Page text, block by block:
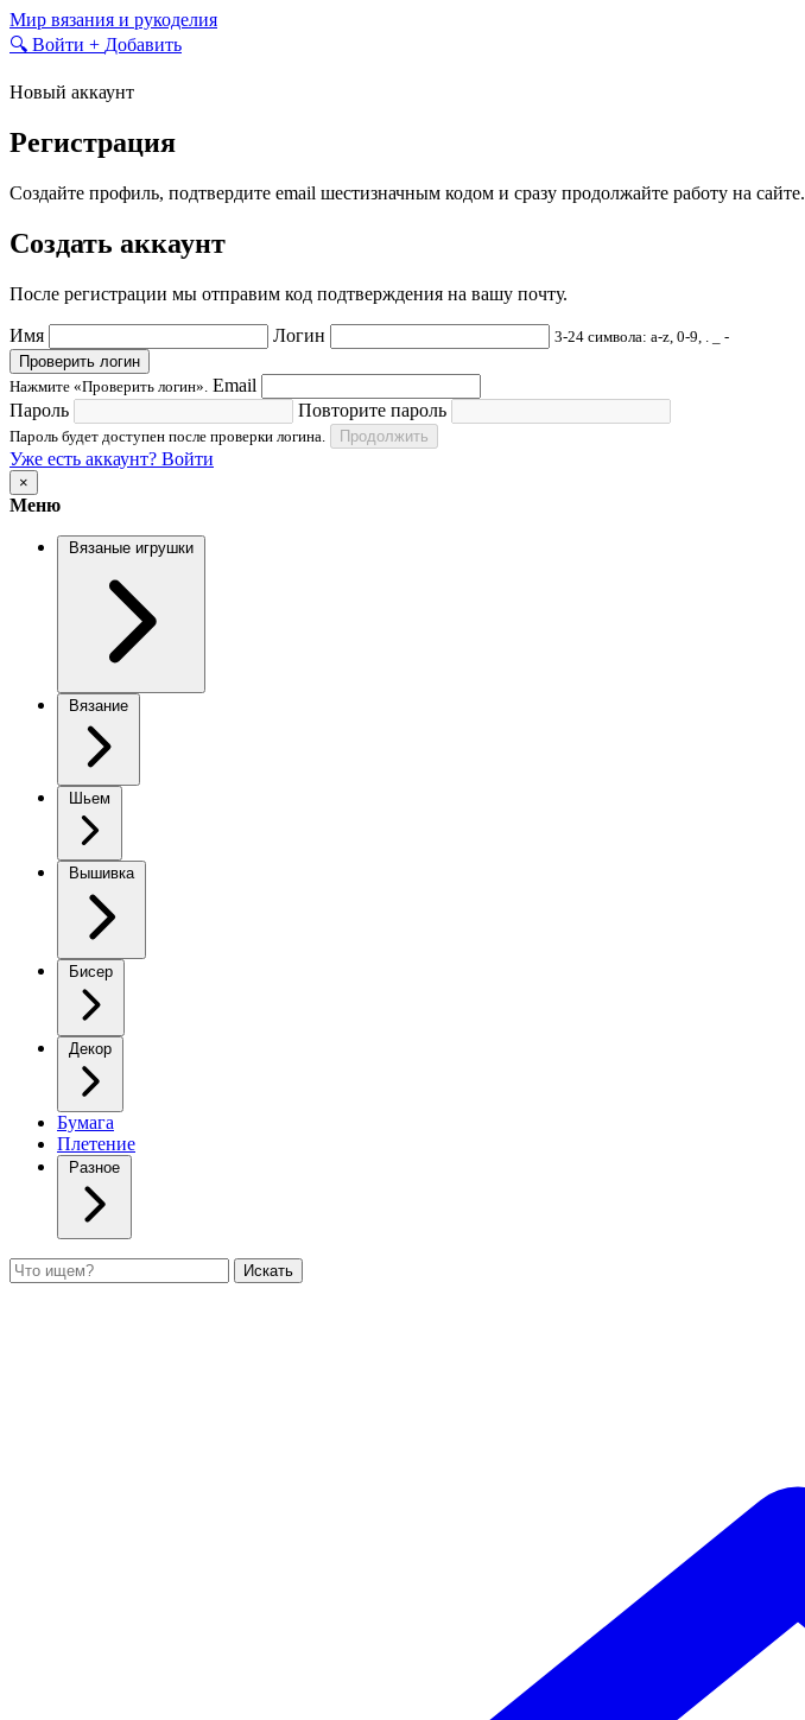
Skip
to
Мир вязания и рукоделия
🔍 Войти + Добавить
Новый аккаунт
Регистрация
Создайте профиль, подтвердите email шестизначным кодом и сразу продолжайте работу на сайте.
Создать аккаунт
После регистрации мы отправим код подтверждения на вашу почту.
Имя Логин
3-24 символа: a-z, 0-9, . _ -
Проверить логин
Нажмите «Проверить логин». Email
Пароль
Повторите пароль
Пароль будет доступен после проверки логина. Продолжить
Уже есть аккаунт? Войти
×
Меню
Вязаные игрушки
Вязание
Шьем
Вышивка
Бисер
Декор
Бумага
Плетение
Разное
Поиск Искать